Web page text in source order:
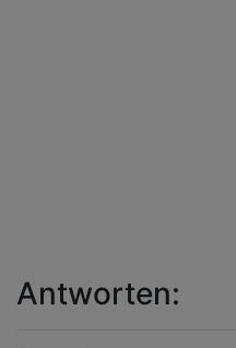
Antworten: